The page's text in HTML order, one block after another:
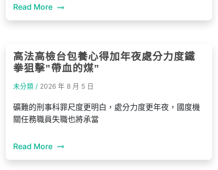
Read More
高法高檢台包養心得加年夜處分力度鐵
拳狙擊”帶血的煤”
未分類 / 2026 年 8 月 5 日
礦難的刑事科罪尺度更明白，處分力度更年夜，國度機
關任務職員失職也將承當
Read More